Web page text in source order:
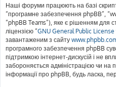
Наші форуми працюють на базі
“програмне забезпечення phpBB”,
“phpBB Teams”), яке є рішенням для
ліцензією “GNU General Public License
завантаженим з сайту
програмного забезпечення phpBB
підтримкою інтернет-дискусій і не
забороняється адміністрацією чи на
інформації про phpBB, будь ласка,